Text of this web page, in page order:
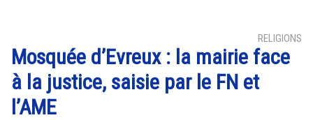
RELIGIONS
Mosquée d’Evreux : la mairie face
à la justice, saisie par le FN et
l’AME